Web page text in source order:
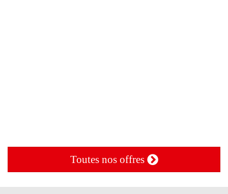
Toutes nos offres